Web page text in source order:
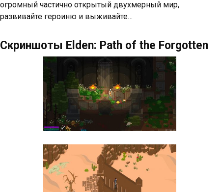
огромный частично открытый двухмерный мир,
развивайте героиню и выживайте…
Скриншоты Elden: Path of the Forgotten